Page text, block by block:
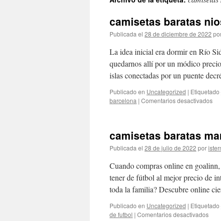
contenido
camisetas baratas
Publicada el 28 de diciembre de 2022
La idea inicial era dormir en Río
quedarnos allí por un módico
islas conectadas por un puente
Publicado en Uncategorized | Etiquetado
barcelona | Comentarios desactivadosen
camisetas baratas
Publicada el 28 de julio de 2022 por
Cuando compras online en
tener de fútbol al mejor precio de
toda la familia? Descubre online
Publicado en Uncategorized | Etiquetado
de futbol | Comentarios desactivadosen